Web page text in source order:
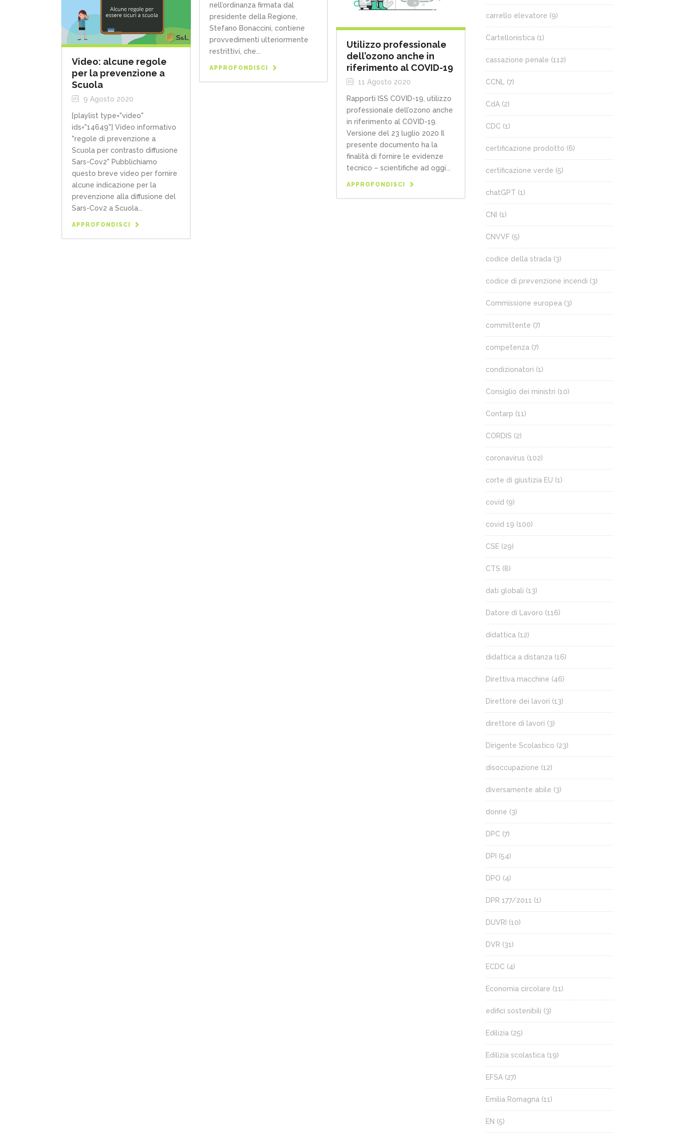
nell’ordinanza firmata dal
presidente della Regione,
Stefano Bonaccini, contiene
provvedimenti ulteriormente
restrittivi, che...
APPROFONDISCI
Utilizzo professionale
dell’ozono anche in
riferimento al COVID-19
11 Agosto 2020
Rapporti ISS COVID-19, utilizzo
professionale dell’ozono anche
in riferimento al COVID-19.
Versione del 23 luglio 2020 Il
presente documento ha la
finalità di fornire le evidenze
tecnico – scientifiche ad oggi...
APPROFONDISCI
Video: alcune regole
per la prevenzione a
Scuola
9 Agosto 2020
[playlist type="video"
ids="14649"] Video informativo
"regole di prevenzione a
Scuola per contrasto diffusione
Sars-Cov2" Pubblichiamo
questo breve video per fornire
alcune indicazione per la
prevenzione alla diffusione del
Sars-Cov2 a Scuola...
APPROFONDISCI
carrello elevatore (9)
Cartellonistica (1)
cassazione penale (112)
CCNL (7)
CdA (2)
CDC (1)
certificazione prodotto (6)
certificazione verde (5)
chatGPT (1)
CNI (1)
CNVVF (5)
codice della strada (3)
codice di prevenzione incendi (3)
Commissione europea (3)
committente (7)
competenza (7)
condizionatori (1)
Consiglio dei ministri (10)
Contarp (11)
CORDIS (2)
coronavirus (102)
corte di giustizia EU (1)
covid (9)
covid 19 (100)
CSE (29)
CTS (8)
dati globali (13)
Datore di Lavoro (116)
didattica (12)
didattica a distanza (16)
Direttiva macchine (46)
Direttore dei lavori (13)
direttore di lavori (3)
Dirigente Scolastico (23)
disoccupazione (12)
diversamente abile (3)
donne (3)
DPC (7)
DPI (54)
DPO (4)
DPR 177/2011 (1)
DUVRI (10)
DVR (31)
ECDC (4)
Economia circolare (11)
edifici sostenibili (3)
Edilizia (25)
Edilizia scolastica (19)
EFSA (27)
Emilia Romagna (11)
EN (5)